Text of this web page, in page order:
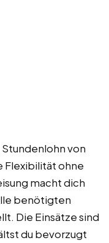
von
Flexibilität ohne
macht dich
benötigten
Die Einsätze sind
du bevorzugt